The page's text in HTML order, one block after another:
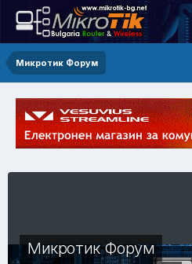
Микротик Форум
Микротик Форум